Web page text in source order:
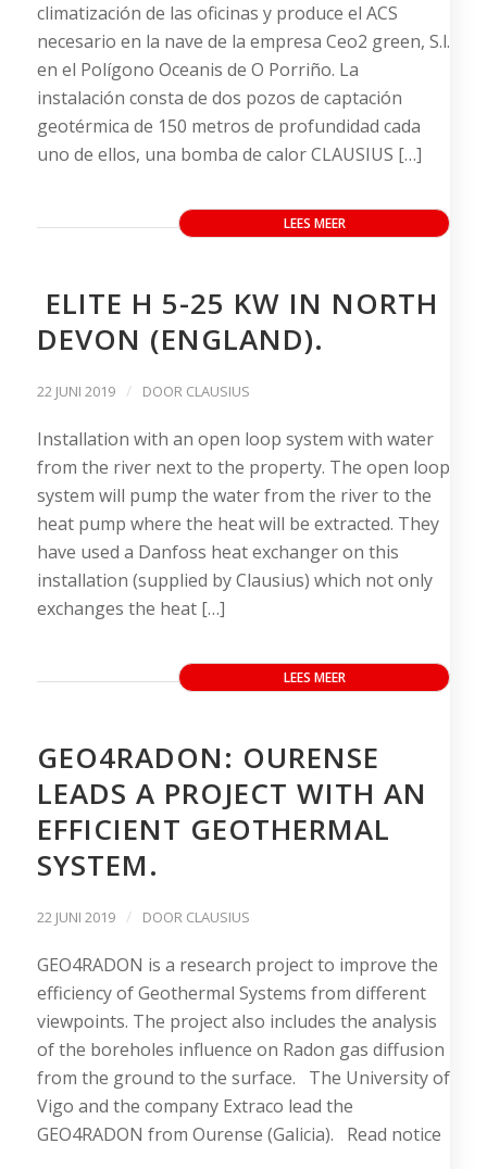
climatización de las oficinas y produce el ACS
necesario en la nave de la empresa Ceo2 green, S.l.
en el Polígono Oceanis de O Porriño. La
instalación consta de dos pozos de captación
geotérmica de 150 metros de profundidad cada
uno de ellos, una bomba de calor CLAUSIUS […]
LEES MEER
ELITE H 5-25 KW IN NORTH
DEVON (ENGLAND).
22 JUNI 2019 / DOOR CLAUSIUS
Installation with an open loop system with water
from the river next to the property. The open loop
system will pump the water from the river to the
heat pump where the heat will be extracted. They
have used a Danfoss heat exchanger on this
installation (supplied by Clausius) which not only
exchanges the heat […]
LEES MEER
GEO4RADON: OURENSE
LEADS A PROJECT WITH AN
EFFICIENT GEOTHERMAL
SYSTEM.
22 JUNI 2019 / DOOR CLAUSIUS
GEO4RADON is a research project to improve the
efficiency of Geothermal Systems from different
viewpoints. The project also includes the analysis
of the boreholes influence on Radon gas diffusion
from the ground to the surface. The University of
Vigo and the company Extraco lead the
GEO4RADON from Ourense (Galicia). Read notice